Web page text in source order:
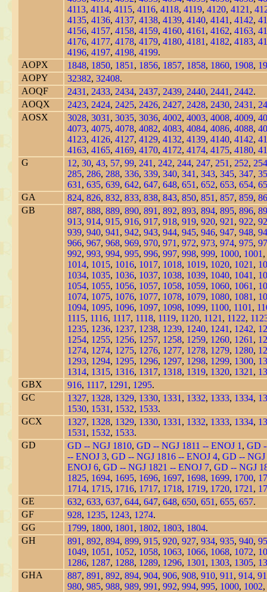
4113, 4114, 4115, 4116, 4118, 4119, 4120, 4121 ,
4135, 4136, 4137, 4138, 4139, 4140, 4141 , 4142,
4156, 4157, 4158, 4159, 4160, 4161 , 4162, 4163,
4176, 4177, 4178, 4179, 4180, 4181 , 4182, 4183,
4196, 4197, 4198, 4199.
AOPX
1848, 1850, 1851 , 1856, 1857, 1858, 1860, 1908,
AOPY
32382, 32408.
AOQF
2431 , 2433, 2434, 2437, 2439, 2440, 2441 , 2442.
AOQX
2423, 2424, 2425, 2426, 2427, 2428, 2430, 2431 ,
AOSX
3028, 3031 , 3035, 3036, 4002, 4003, 4008, 4009,
4073, 4075, 4078, 4082, 4083, 4084, 4086, 4088,
4123, 4126, 4127, 4129, 4132, 4139, 4140, 4142,
4163, 4165, 4169, 4170, 4172, 4174, 4175, 4180,
G
12, 30, 43, 57, 99, 241 , 242, 244, 247, 251 , 252, 254
285, 286, 288, 336, 339, 340, 341 , 343, 345, 347,
631 , 635, 639, 642, 647, 648, 651 , 652, 653, 654,
GA
824, 826, 832, 833, 838, 843, 850, 851 , 857, 859,
GB
887, 888, 889, 890, 891 , 892, 893, 894, 895, 896,
913, 914, 915, 916, 917, 918, 919, 920, 921 , 922,
939, 940, 941 , 942, 943, 944, 945, 946, 947, 948,
966, 967, 968, 969, 970, 971 , 972, 973, 974, 975,
992, 993, 994, 995, 996, 997, 998, 999, 1000, 1001 ,
1014, 1015, 1016, 1017, 1018, 1019, 1020, 1021 ,
1034, 1035, 1036, 1037, 1038, 1039, 1040, 1041 ,
1054, 1055, 1056, 1057, 1058, 1059, 1060, 1061 ,
1074, 1075, 1076, 1077, 1078, 1079, 1080, 1081 ,
1094, 1095, 1096, 1097, 1098, 1099, 1100, 1101 ,
1115, 1116, 1117, 1118, 1119, 1120, 1121 , 1122,
1235, 1236, 1237, 1238, 1239, 1240, 1241 , 1242,
1254, 1255, 1256, 1257, 1258, 1259, 1260, 1261 ,
1274, 1274, 1275, 1276, 1277, 1278, 1279, 1280,
1293, 1294, 1295, 1296, 1297, 1298, 1299, 1300,
1314, 1315, 1316, 1317, 1318, 1319, 1320, 1321 ,
GBX
916, 1117, 1291 , 1295.
GC
1327, 1328, 1329, 1330, 1331 , 1332, 1333, 1334,
1530, 1531 , 1532, 1533.
GCX
1327, 1328, 1329, 1330, 1331 , 1332, 1333, 1334,
1531 , 1532, 1533.
GD
GD -- NGJ 1810, GD -- NGJ 1811 -- ENOJ 1 , GD
-- ENOJ 3, GD -- NGJ 1816 -- ENOJ 4, GD -- NGJ
ENOJ 6, GD -- NGJ 1821 -- ENOJ 7, GD -- NGJ
1825, 1694, 1695, 1696, 1697, 1698, 1699, 1700,
1714, 1715, 1716, 1717, 1718, 1719, 1720, 1721 ,
GE
632, 633, 637, 644, 647, 648, 650, 651 , 655, 657.
GF
928, 1235, 1243, 1274.
GG
1799, 1800, 1801 , 1802, 1803, 1804.
GH
891 , 892, 894, 899, 915, 920, 927, 934, 935, 940,
1049, 1051 , 1052, 1058, 1063, 1066, 1068, 1072,
1286, 1287, 1288, 1289, 1296, 1301 , 1303, 1305,
GHA
887, 891 , 892, 894, 904, 906, 908, 910, 911 , 914,
980, 985, 988, 989, 991 , 992, 994, 995, 1000, 1002,